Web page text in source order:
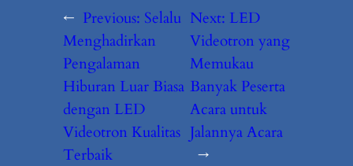
← Previous: Selalu
Menghadirkan
Pengalaman
Hiburan Luar Biasa
dengan LED
Videotron Kualitas
Terbaik
Next: LED
Videotron yang
Memukau
Banyak Peserta
Acara untuk
Jalannya Acara
→